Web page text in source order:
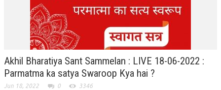
ALL PHOTOS FOR (DOWNLOAD HR)
GALLERY
GYAN SAROVAR (LAKE OF KNOWLEDGE)
MANMOHANIVAN
PEACE PARK
Akhil Bharatiya Sant Sammelan : LIVE 18-06-2022 :
Parmatma ka satya Swaroop Kya hai ?
Jun 18, 2022 0 3346